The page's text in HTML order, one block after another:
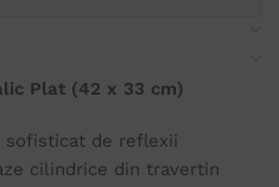
Plat (42 x 33 cm)
sofisticat de reflexii
cilindrice din travertin